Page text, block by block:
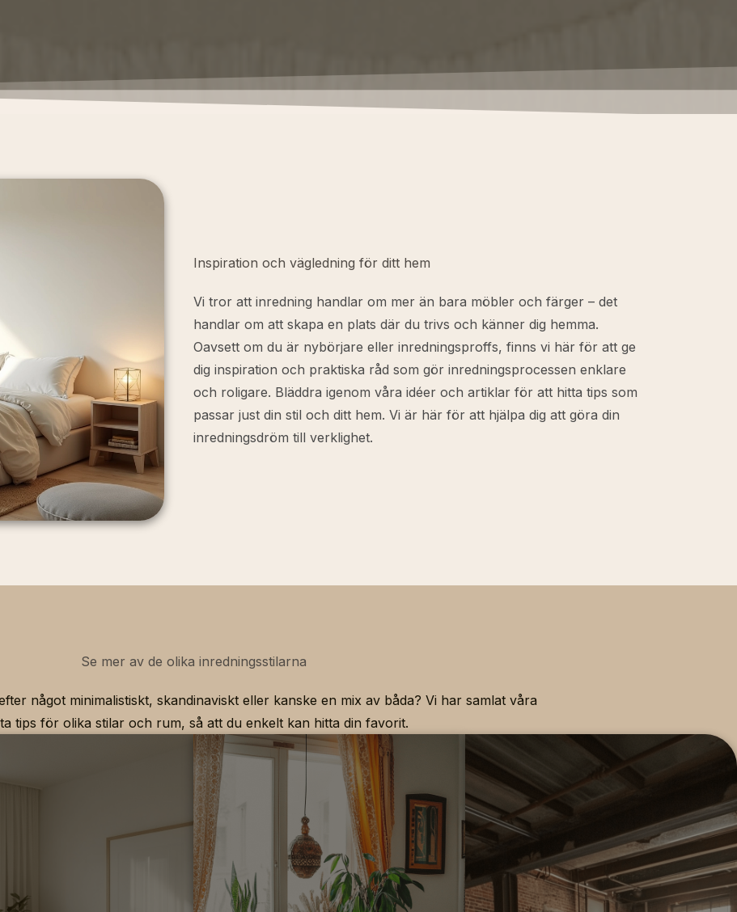
Inspiration och vägledning för ditt hem
Vi tror att inredning handlar om mer än bara möbler och färger – det
handlar om att skapa en plats där du trivs och känner dig hemma.
Oavsett om du är nybörjare eller inredningsproffs, finns vi här för att ge
dig inspiration och praktiska råd som gör inredningsprocessen enklare
och roligare. Bläddra igenom våra idéer och artiklar för att hitta tips som
passar just din stil och ditt hem. Vi är här för att hjälpa dig att göra din
inredningsdröm till verklighet.
Se mer av de olika inredningsstilarna
något minimalistiskt, skandinaviskt eller kanske en mix av båda? Vi har samlat våra
tips för olika stilar och rum, så att du enkelt kan hitta din favorit.